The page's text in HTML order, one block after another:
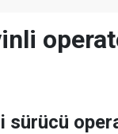
sürücü